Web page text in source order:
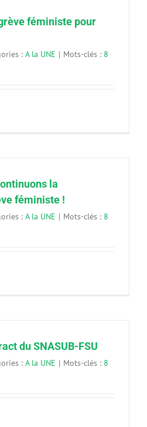
féministe pour
: A la UNE | Mots-clés : 8
la
féministe !
: A la UNE | Mots-clés : 8
du SNASUB-FSU
: A la UNE | Mots-clés : 8